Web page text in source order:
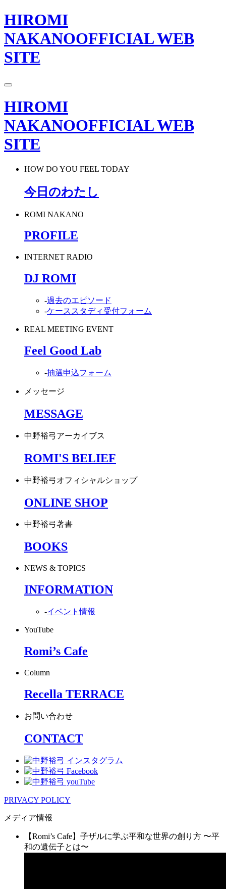
HIROMI
NAKANOOFFICIAL WEB
SITE
HIROMI
NAKANOOFFICIAL WEB
SITE
HOW DO YOU FEEL TODAY
今日のわたし
ROMI NAKANO
PROFILE
INTERNET RADIO
DJ ROMI
-過去のエピソード
-ケーススタディ受付フォーム
REAL MEETING EVENT
Feel Good Lab
-抽選申込フォーム
メッセージ
MESSAGE
中野裕弓アーカイブス
ROMI'S BELIEF
中野裕弓オフィシャルショップ
ONLINE SHOP
中野裕弓著書
BOOKS
NEWS & TOPICS
INFORMATION
-イベント情報
YouTube
Romi’s Cafe
Column
Recella TERRACE
お問い合わせ
CONTACT
PRIVACY POLICY
メディア情報
【Romi’s Cafe】子ザルに学ぶ平和な世界の創り方 〜平
和の遺伝子とは〜